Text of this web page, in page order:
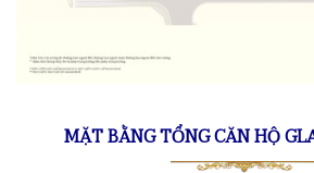
MẶT BẰNG TỔNG CĂN HỘ